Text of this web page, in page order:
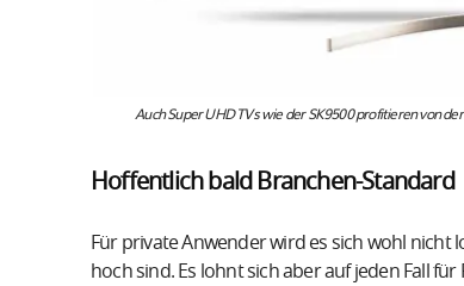
Auch Super UHD TVs wie der SK9500 profitieren von
Hoffentlich bald Branchen-Standard
Für private Anwender wird es sich wohl nicht
hoch sind. Es lohnt sich aber auf jeden Fall